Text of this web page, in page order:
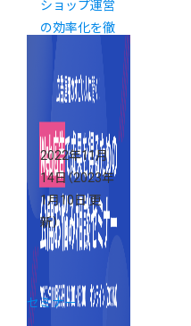
ショップ運営
の効率化を徹
底解説
2022年11月
14日 （2023年
1月10日 更
新）
セミナー